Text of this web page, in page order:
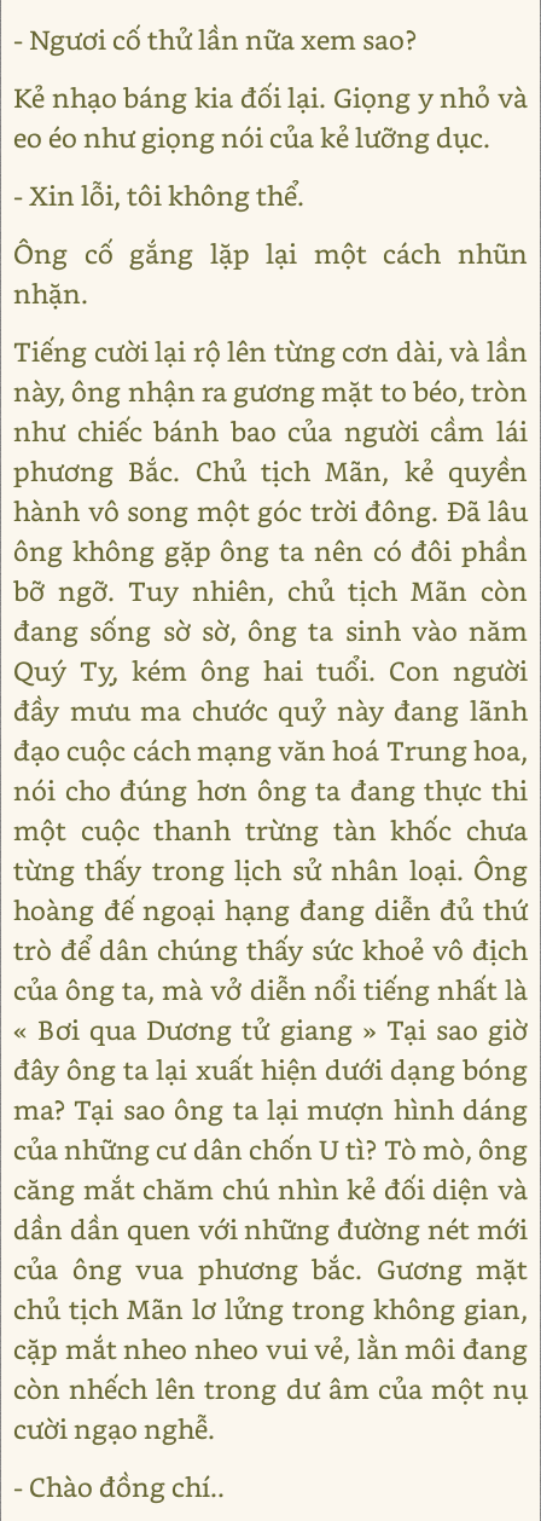
- Ngươi cố thử lần nữa xem sao?
Kẻ nhạo báng kia đối lại. Giọng y nhỏ và
eo éo như giọng nói của kẻ lưỡng dục.
- Xin lỗi, tôi không thể.
Ông cố gắng lặp lại một cách nhũn
nhặn.
Tiếng cười lại rộ lên từng cơn dài, và lần
này, ông nhận ra gương mặt to béo, tròn
như chiếc bánh bao của người cầm lái
phương Bắc. Chủ tịch Mãn, kẻ quyền
hành vô song một góc trời đông. Đã lâu
ông không gặp ông ta nên có đôi phần
bỡ ngỡ. Tuy nhiên, chủ tịch Mãn còn
đang sống sờ sờ, ông ta sinh vào năm
Quý Tỵ, kém ông hai tuổi. Con người
đầy mưu ma chước quỷ này đang lãnh
đạo cuộc cách mạng văn hoá Trung hoa,
nói cho đúng hơn ông ta đang thực thi
một cuộc thanh trừng tàn khốc chưa
từng thấy trong lịch sử nhân loại. Ông
hoàng đế ngoại hạng đang diễn đủ thứ
trò để dân chúng thấy sức khoẻ vô địch
của ông ta, mà vở diễn nổi tiếng nhất là
« Bơi qua Dương tử giang » Tại sao giờ
đây ông ta lại xuất hiện dưới dạng bóng
ma? Tại sao ông ta lại mượn hình dáng
của những cư dân chốn U tì? Tò mò, ông
căng mắt chăm chú nhìn kẻ đối diện và
dần dần quen với những đường nét mới
của ông vua phương bắc. Gương mặt
chủ tịch Mãn lơ lửng trong không gian,
cặp mắt nheo nheo vui vẻ, lằn môi đang
còn nhếch lên trong dư âm của một nụ
cười ngạo nghễ.
- Chào đồng chí..